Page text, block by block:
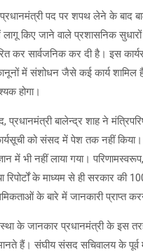
प्रधानमंत्री पद पर शपथ लेने के बाद
लागू किए जाने वाले प्रशासनिक
कर सार्वजनिक कर दी है। इस
में संशोधन जैसे कई कार्य
होगा।
प्रधानमंत्री बालेन्द्र शाह ने
को संसद में पेश तक नहीं
में भी नहीं लाया गया। परिणामस्वरूप,
रिपोर्टों के माध्यम से ही सरकार की
के बारे में जानकारी प्राप्त
के जानकार प्रधानमंत्री के इस
मानते हैं। संघीय संसद सचिवालय के पूर्व